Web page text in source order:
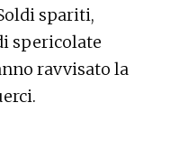
spariti,
spericolate
ravvisato la